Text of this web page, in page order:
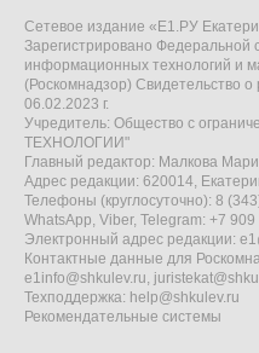
Сетевое издание «Е1.РУ
Зарегистрировано Федеральной
информационных технологий и
(Роскомнадзор) Свидетельство
06.02.2023 г.
Учредитель: Общество с
ТЕХНОЛОГИИ"
Главный редактор: Малкова
Адрес редакции: 620014,
Телефоны (круглосуточно): 8
WhatsApp, Viber, Telegram: +7
Электронный адрес редакции:
Контактные данные для
e1info@shkulev.ru,
Техподдержка: help@shkulev.ru
Рекомендательные системы